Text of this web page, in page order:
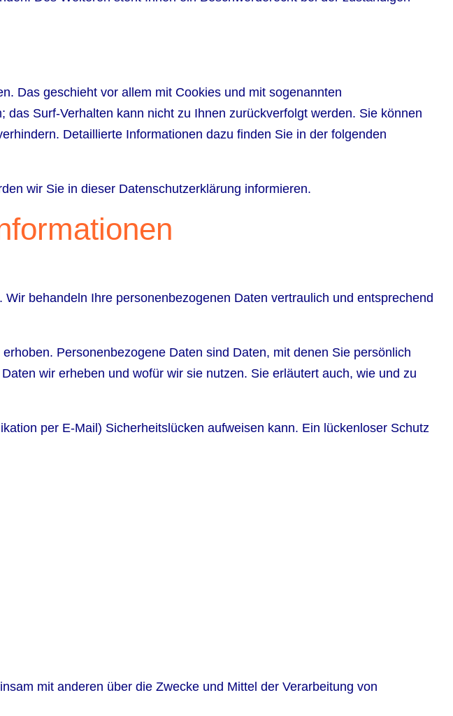
Das geschieht vor allem mit Cookies und mit sogenannten
Surf-Verhalten kann nicht zu Ihnen zurückverfolgt werden. Sie können
Detaillierte Informationen dazu finden Sie in der folgenden
wir Sie in dieser Datenschutzerklärung informieren.
behandeln Ihre personenbezogenen Daten vertraulich und entsprechend
Personenbezogene Daten sind Daten, mit denen Sie persönlich
wir erheben und wofür wir sie nutzen. Sie erläutert auch, wie und zu
per E-Mail) Sicherheitslücken aufweisen kann. Ein lückenloser Schutz
mit anderen über die Zwecke und Mittel der Verarbeitung von